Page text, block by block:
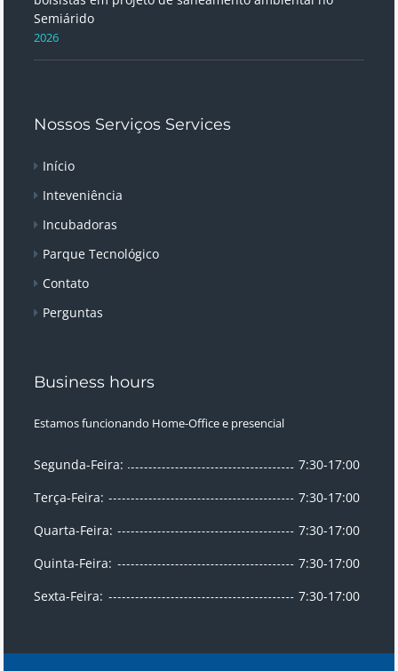
Semiárido
2026
Nossos Serviços Services
Início
Inteveniência
Incubadoras
Parque Tecnológico
Contato
Perguntas
Business hours
Estamos funcionando Home-Office e presencial
Segunda-Feira:
7:30-17:00
Terça-Feira:
7:30-17:00
Quarta-Feira:
7:30-17:00
Quinta-Feira:
7:30-17:00
Sexta-Feira:
7:30-17:00